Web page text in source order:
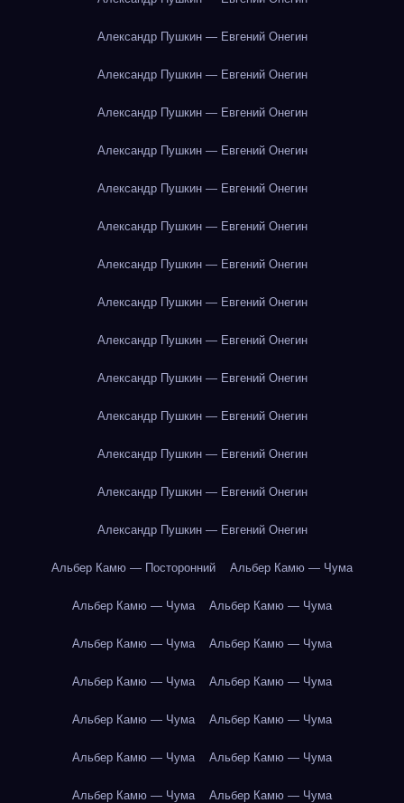
Александр Пушкин — Евгений Онегин
Александр Пушкин — Евгений Онегин
Александр Пушкин — Евгений Онегин
Александр Пушкин — Евгений Онегин
Александр Пушкин — Евгений Онегин
Александр Пушкин — Евгений Онегин
Александр Пушкин — Евгений Онегин
Александр Пушкин — Евгений Онегин
Александр Пушкин — Евгений Онегин
Александр Пушкин — Евгений Онегин
Александр Пушкин — Евгений Онегин
Александр Пушкин — Евгений Онегин
Александр Пушкин — Евгений Онегин
Александр Пушкин — Евгений Онегин
Альбер Камю — Посторонний Альбер Камю — Чума
Альбер Камю — Чума Альбер Камю — Чума
Альбер Камю — Чума Альбер Камю — Чума
Альбер Камю — Чума Альбер Камю — Чума
Альбер Камю — Чума Альбер Камю — Чума
Альбер Камю — Чума Альбер Камю — Чума
Альбер Камю — Чума Альбер Камю — Чума